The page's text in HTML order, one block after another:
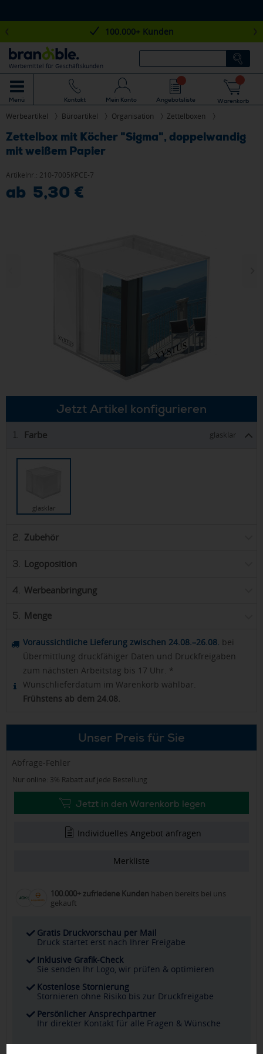
100.000+ Kunden
Werbemittel für Geschäftskunden
Menü Kontakt Mein Konto Angebotsliste Warenkorb
Werbeartikel Büroartikel Organisation Zettelboxen
Zettelbox mit Köcher "Sigma", doppelwandig
mit weißem Papier
Artikelnr.: 210-7005KPCE-7
ab 5,30 €
Jetzt Artikel konfigurieren
1. Farbe glasklar
glasklar
2. Zubehör
3. Logoposition
4. Werbeanbringung
5. Menge
Voraussichtliche Lieferung zwischen 24.08.–26.08. bei
Übermittlung druckfähiger Daten und Druckfreigaben
zum nächsten Arbeitstag bis 17 Uhr. *
Wunschlieferdatum im Warenkorb wählbar.
Frühstens ab dem 24.08.
Unser Preis für Sie
Abfrage-Fehler
Nur online: 3% Rabatt auf jede Bestellung
Jetzt in den Warenkorb legen
Individuelles Angebot anfragen
Merkliste
100.000+ zufriedene Kunden haben bereits bei uns
gekauft
Gratis Druckvorschau per Mail
Druck startet erst nach Ihrer Freigabe
Inklusive Grafik-Check
Sie senden Ihr Logo, wir prüfen & optimieren
Kostenlose Stornierung
Stornieren ohne Risiko bis zur Druckfreigabe
Persönlicher Ansprechpartner
Ihr direkter Kontakt für alle Fragen & Wünsche